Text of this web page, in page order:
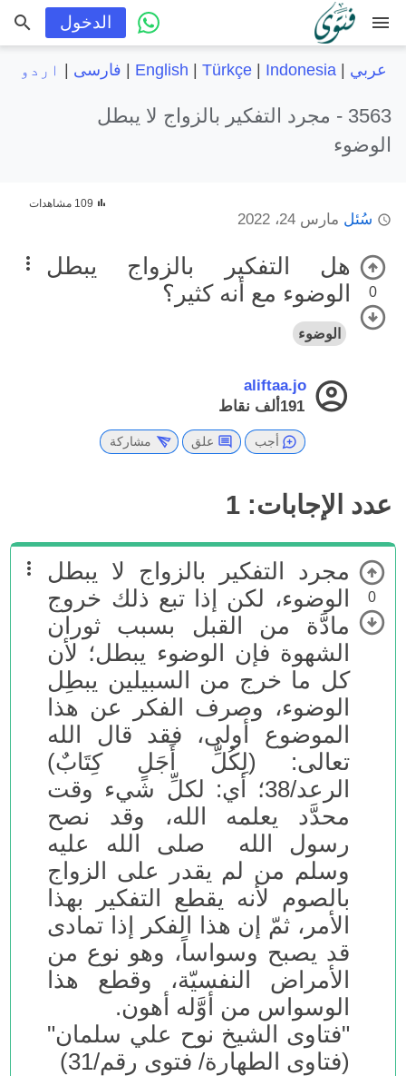
menu الدخول
عربي |
English Türkçe| Indonesia فارسی اردو
3563 -
مجرد التفكير بالزواج لا يبطل
الوضوء
سُئل مارس 24، 2022
109 مشاهدات
0
هل التفكير بالزواج يبطل
الوضوء مع أنه كثير؟
الوضوء
aliftaa.jo
191ألف
نقاط
أجب علق مشاركة
عدد الإجابات: 1
0
مجرد التفكير بالزواج لا يبطل
الوضوء، لكن إذا تبع ذلك خروج
مادَّة من القبل بسبب ثوران
الشهوة فإن الوضوء يبطل؛ لأن
كل ما خرج من السبيلين يبطِل
الوضوء، وصرف الفكر عن هذا
الموضوع أولى، فقد قال الله
تعالى: (لِكُلِّ أَجَلٍ كِتَابٌ)
الرعد/38؛ أي: لكلِّ شيء وقت
محدَّد يعلمه الله، وقد نصح
رسول الله صلى الله عليه
وسلم من لم يقدر على الزواج
بالصوم لأنه يقطع التفكير بهذا
الأمر، ثمّ إن هذا الفكر إذا تمادى
قد يصبح وسواساً، وهو نوع من
الأمراض النفسيّة، وقطع هذا
الوسواس من أوَّله أهون.
"فتاوى الشيخ نوح علي سلمان"
(فتاوى الطهارة/ فتوى رقم/31)